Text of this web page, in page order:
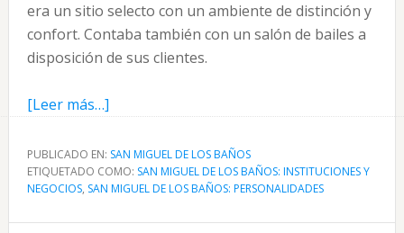
era un sitio selecto con un ambiente de distinción y
confort. Contaba también con un salón de bailes a
disposición de sus clientes.
[Leer más…]acerca
Benito
Wong
Bú
y
PUBLICADO EN: SAN MIGUEL DE LOS BAÑOS
ETIQUETADO COMO: SAN MIGUEL DE LOS BAÑOS: INSTITUCIONES Y
NEGOCIOS, SAN MIGUEL DE LOS BAÑOS: PERSONALIDADES